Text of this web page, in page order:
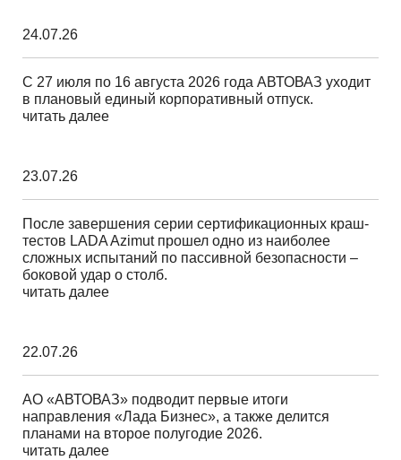
24.07.26
С 27 июля по 16 августа 2026 года АВТОВАЗ уходит
в плановый единый корпоративный отпуск.
читать далее
23.07.26
После завершения серии сертификационных краш-
тестов LADA Azimut прошел одно из наиболее
сложных испытаний по пассивной безопасности –
боковой удар о столб.
читать далее
22.07.26
АО «АВТОВАЗ» подводит первые итоги
направления «Лада Бизнес», а также делится
планами на второе полугодие 2026.
читать далее